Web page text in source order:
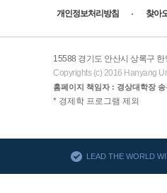
개인정보처리방침 찾아
15588 경기도 안산시 상록구
Copyrights (c) 2016 Hanyang
홈페이지 책임자 : 경상대학장 송
AACSB
* 경제학 프로그램 제외
LEAD THE WORLD